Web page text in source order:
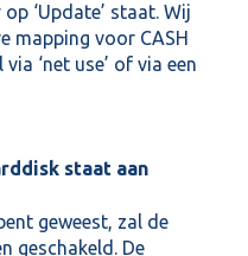
‘Update’ staat. Wij
mapping voor CASH
‘net use’ of via een
staat aan
geweest, zal de
geschakeld. De